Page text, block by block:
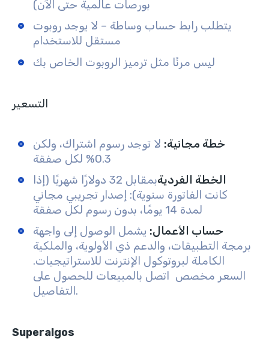
بورصات عالمية حتى الآن)
يتطلب رابط حساب وساطة – لا يوجد روبوت
مستقل للاستخدام
ليس مرنًا مثل ترميز الروبوت الخاص بك
التسعير
خطة مجانية: لا توجد رسوم اشتراك، ولكن
0.3% لكل صفقة
الخطة الفردية
بمقابل 32 دولارًا شهريًا (إذا
كانت الفاتورة سنوية): إصدار تجريبي مجاني
لمدة 14 يومًا، بدون رسوم لكل صفقة
حساب الأعمال: يشمل الوصول إلى واجهة
برمجة التطبيقات، والدعم ذي الأولوية، والملكية
الكاملة لبروتوكول الإنترنت للاستراتيجيات.
السعر مخصص اتصل بالمبيعات للحصول على
التفاصيل.
Superalgos